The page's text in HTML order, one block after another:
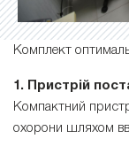
Комплект
1. Пристрій
Компактний
охорони шляхом